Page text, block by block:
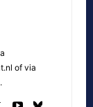
of via